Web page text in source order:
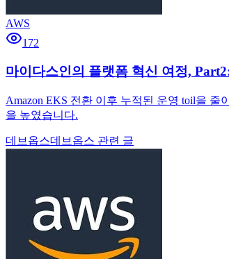
AWS
172
마이다스인의 플랫폼 혁신 여정,
Amazon EKS 전환 이후 누적된 운영 toil을
을 높였습니다.
데브옵스데브옵스 관련 글